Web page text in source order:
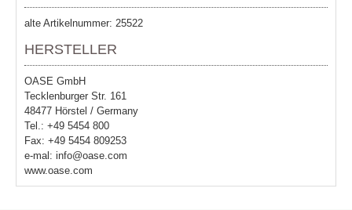
alte Artikelnummer: 25522
HERSTELLER
OASE GmbH
Tecklenburger Str. 161
48477 Hörstel / Germany
Tel.: +49 5454 800
Fax: +49 5454 809253
e-mal: info@oase.com
www.oase.com